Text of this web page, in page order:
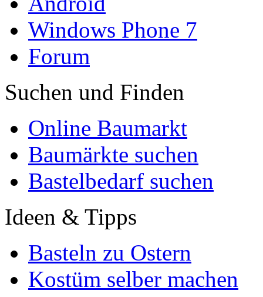
Windows Phone 7
Forum
Suchen und Finden
Online Baumarkt
Baumärkte suchen
Bastelbedarf suchen
Ideen & Tipps
Basteln zu Ostern
Kostüm selber machen